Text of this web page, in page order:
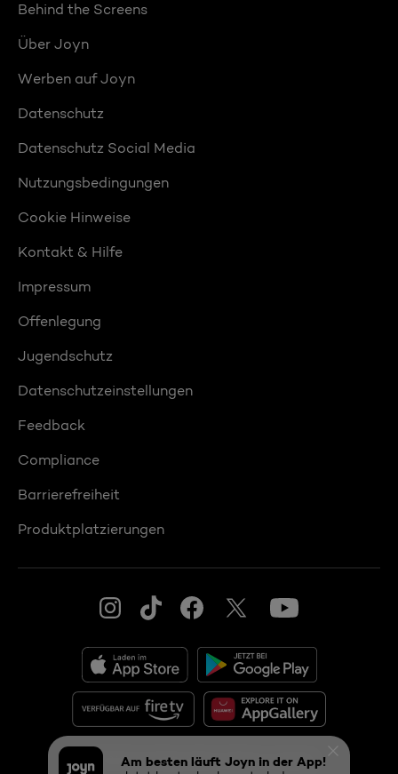
Behind the Screens
Über Joyn
Werben auf Joyn
Datenschutz
Datenschutz Social Media
Nutzungsbedingungen
Cookie Hinweise
Kontakt & Hilfe
Impressum
Offenlegung
Jugendschutz
Datenschutzeinstellungen
Feedback
Compliance
Barrierefreiheit
Produktplatzierungen
© 2026 ProSiebenSat.1 PULS 4 GmbH
Am besten läuft Joyn in der App!